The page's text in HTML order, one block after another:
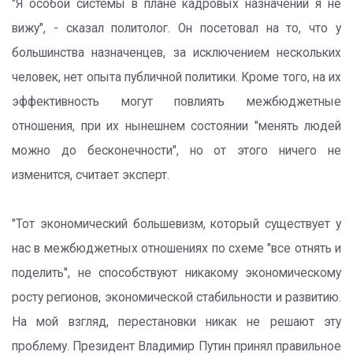
"Я особой системы в плане кадровых назначений я не
вижу", - сказал политолог. Он посетовал на то, что у
большинства назначенцев, за исключением нескольких
человек, нет опыта публичной политики. Кроме того, на их
эффективность могут повлиять межбюджетные
отношения, при их нынешнем состоянии "менять людей
можно до бесконечности", но от этого ничего не
изменится, считает эксперт.
"Тот экономический большевизм, который существует у
нас в межбюджетных отношениях по схеме "все отнять и
поделить", не способствуют никакому экономическому
росту регионов, экономической стабильности и развитию.
На мой взгляд, перестановки никак не решают эту
проблему. Президент Владимир Путин принял правильное